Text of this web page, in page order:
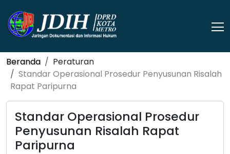
Beranda
Peraturan
Standar Operasional Prosedur Penyusunan Risalah
Rapat Paripurna
Standar Operasional Prosedur
Penyusunan Risalah Rapat
Paripurna